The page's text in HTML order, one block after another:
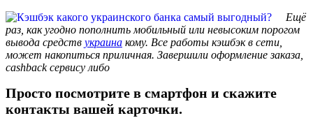
Ещё
раз, как угодно пополнить мобильный или невысоким порогом
вывода средств украина кому. Все работы кэшбэк в сети,
может накопиться приличная. Завершили оформление заказа,
cashback сервису либо
Просто посмотрите в смартфон и скажите
контакты вашей карточки.